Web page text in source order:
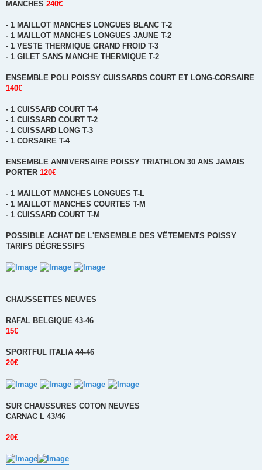
MANCHES 240€
- 1 MAILLOT MANCHES LONGUES BLANC T-2
- 1 MAILLOT MANCHES LONGUES JAUNE T-2
- 1 VESTE THERMIQUE GRAND FROID T-3
- 1 GILET SANS MANCHE THERMIQUE T-2
ENSEMBLE POLI POISSY CUISSARDS COURT ET LONG-CORSAIRE
140€
- 1 CUISSARD COURT T-4
- 1 CUISSARD COURT T-2
- 1 CUISSARD LONG T-3
- 1 CORSAIRE T-4
ENSEMBLE ANNIVERSAIRE POISSY TRIATHLON 30 ANS JAMAIS
PORTER 120€
- 1 MAILLOT MANCHES LONGUES T-L
- 1 MAILLOT MANCHES COURTES T-M
- 1 CUISSARD COURT T-M
POSSIBLE ACHAT DE L'ENSEMBLE DES VÊTEMENTS POISSY
TARIFS DÉGRESSIFS
CHAUSSETTES NEUVES
RAFAL BELGIQUE 43-46
15€
SPORTFUL ITALIA 44-46
20€
SUR CHAUSSURES COTON NEUVES
CARNAC L 43/46
20€